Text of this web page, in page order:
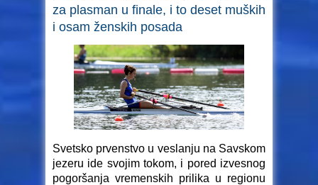
za plasman u finale, i to deset muških
i osam ženskih posada
Svetsko prvenstvo u veslanju na Savskom
jezeru ide svojim tokom, i pored izvesnog
pogoršanja vremenskih prilika u regionu